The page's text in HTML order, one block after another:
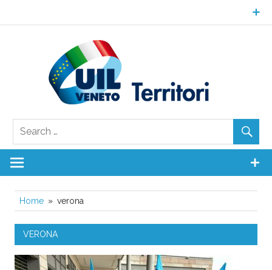
Home verona
VERONA